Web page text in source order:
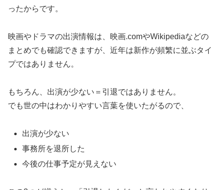
ったからです。
映画やドラマの出演情報は、映画.comやWikipediaなどの
まとめでも確認できますが、近年は新作が頻繁に並ぶタイ
プではありません。
もちろん、出演が少ない＝引退ではありません。
でも世の中はわかりやすい言葉を使いたがるので、
出演が少ない
事務所を退所した
今後の仕事予定が見えない